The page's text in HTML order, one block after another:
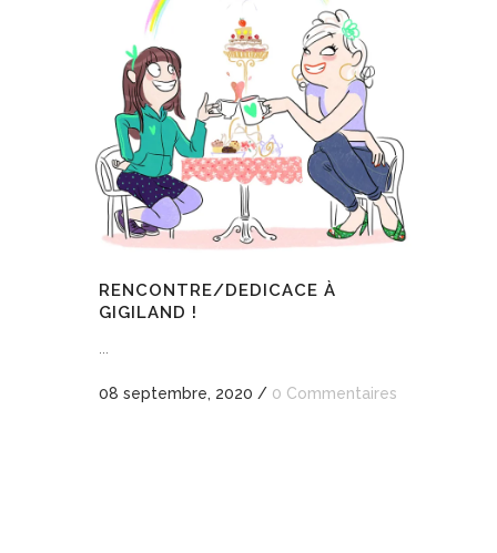
RENCONTRE/DEDICACE À
GIGILAND !
08 septembre, 2020 / 0 Commentaires